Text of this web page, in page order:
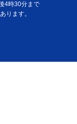
4時30分まで
ります。